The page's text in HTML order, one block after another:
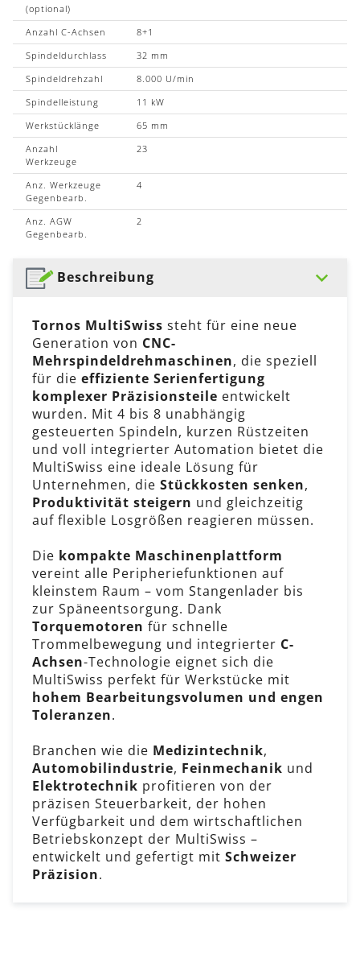
(optional)
Anzahl C-Achsen
8+1
Spindeldurchlass
32 mm
Spindeldrehzahl
8.000 U/min
Spindelleistung
11 kW
Werkstücklänge
65 mm
Anzahl
Werkzeuge
23
Anz. Werkzeuge
Gegenbearb.
4
Anz. AGW
Gegenbearb.
2
Beschreibung
Tornos MultiSwiss steht für eine neue
Generation von CNC-
Mehrspindeldrehmaschinen, die speziell
für die effiziente Serienfertigung
komplexer Präzisionsteile entwickelt
wurden. Mit 4 bis 8 unabhängig
gesteuerten Spindeln, kurzen Rüstzeiten
und voll integrierter Automation bietet die
MultiSwiss eine ideale Lösung für
Unternehmen, die Stückkosten senken,
Produktivität steigern und gleichzeitig
auf flexible Losgrößen reagieren müssen.
Die kompakte Maschinenplattform
vereint alle Peripheriefunktionen auf
kleinstem Raum – vom Stangenlader bis
zur Späneentsorgung. Dank
Torquemotoren für schnelle
Trommelbewegung und integrierter C-
Achsen-Technologie eignet sich die
MultiSwiss perfekt für Werkstücke mit
hohem Bearbeitungsvolumen und engen
Toleranzen.
Branchen wie die Medizintechnik,
Automobilindustrie, Feinmechanik und
Elektrotechnik profitieren von der
präzisen Steuerbarkeit, der hohen
Verfügbarkeit und dem wirtschaftlichen
Betriebskonzept der MultiSwiss –
entwickelt und gefertigt mit Schweizer
Präzision.